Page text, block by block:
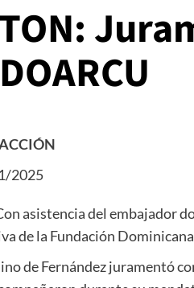
2025
asistencia del embajador
de la Fundación
de Fernández juramentó